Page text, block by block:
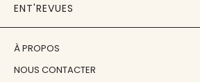
ENT'REVUES
À PROPOS
NOUS CONTACTER